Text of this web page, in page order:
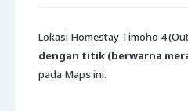
Lokasi Homestay Timoho 4
dengan titik (berwarna
pada Maps ini.